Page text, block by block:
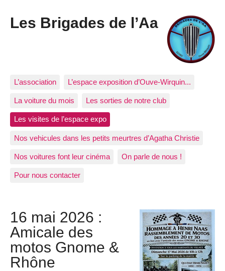
Les Brigades de l’Aa
L’association L’espace exposition d’Ouve-Wirquin...
La voiture du mois Les sorties de notre club
Les visites de l’espace expo
Nos vehicules dans les petits meurtres d’Agatha Christie
Nos voitures font leur cinéma On parle de nous !
Pour nous contacter
16 mai 2026 :
Amicale des
motos Gnome &
Rhône